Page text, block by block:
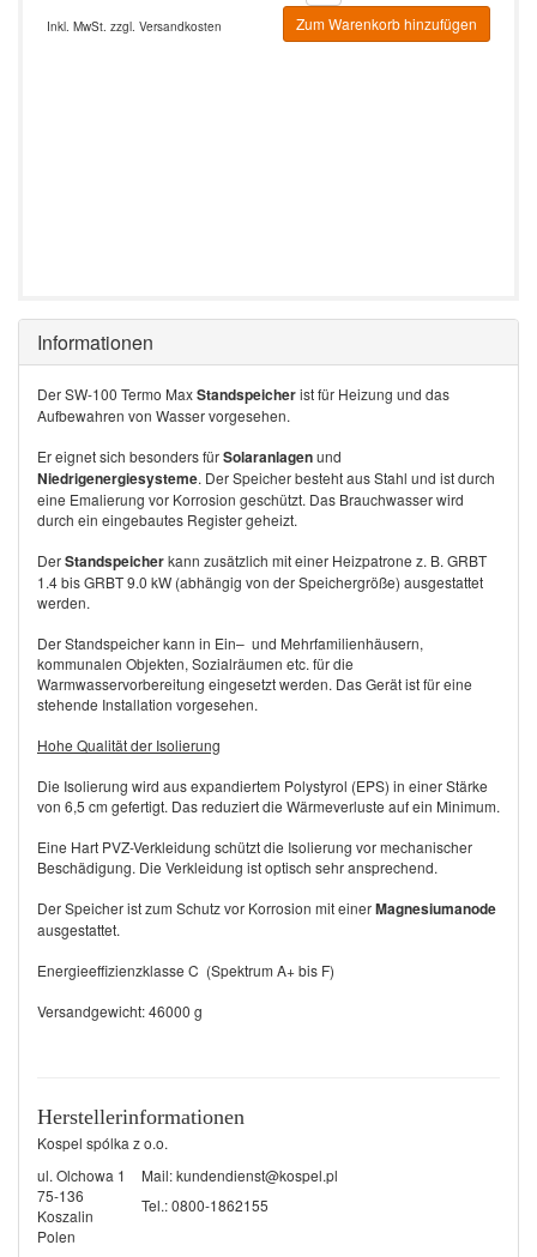
Inkl. MwSt. zzgl. Versandkosten Zum Warenkorb hinzufügen
Informationen
Der SW-100 Termo MaxStandspeicherist für Heizung und das
Aufbewahren von Wasser vorgesehen.
Er eignet sich besonders fürSolaranlagenund
Niedrigenergiesysteme. Der Speicher besteht aus Stahl und ist durch
eine Emalierung vor Korrosion geschützt. Das Brauchwasser wird
durch ein eingebautes Register geheizt.
DerStandspeicherkann zusätzlich mit einer Heizpatrone z. B. GRBT
1.4 bis GRBT 9.0 kW (abhängig von der Speichergröße) ausgestattet
werden.
Der Standspeicher kann in Ein– und Mehrfamilienhäusern,
kommunalen Objekten, Sozialräumen etc. für die
Warmwasservorbereitung eingesetzt werden. Das Gerät ist für eine
stehende Installation vorgesehen.
Hohe Qualität der Isolierung
Die Isolierung wird aus expandiertem Polystyrol (EPS) in einer Stärke
von 6,5 cm gefertigt. Das reduziert die Wärmeverluste auf ein Minimum.
Eine Hart PVZ-Verkleidung schützt die Isolierung vor mechanischer
Beschädigung. Die Verkleidung ist optisch sehr ansprechend.
Der Speicher ist zum Schutz vor Korrosion mit einerMagnesiumanode
ausgestattet.
Energieeffizienzklasse C (Spektrum A+ bis F)
Versandgewicht: 46000 g
Herstellerinformationen
Kospel spólka z o.o.
ul. Olchowa 1
Mail:kundendienst@kospel.pl
75-136
Koszalin
Tel.: 0800-1862155
Polen